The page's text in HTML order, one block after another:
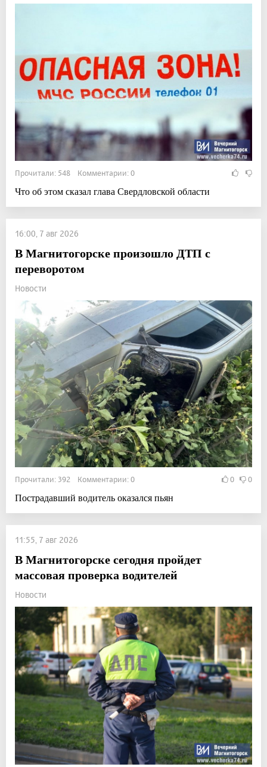
Прочитали: 548 Комментарии: 0
Что об этом сказал глава Свердловской области
16:00, 7 авг 2026
В Магнитогорске произошло ДТП с
переворотом
Новости
Прочитали: 392 Комментарии: 0 0 0
Пострадавший водитель оказался пьян
11:55, 7 авг 2026
В Магнитогорске сегодня пройдет
массовая проверка водителей
Новости